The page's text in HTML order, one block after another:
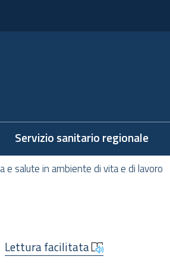
Servizio sanitario regionale
e salute in ambiente di vita e di lavoro
Lettura facilitata